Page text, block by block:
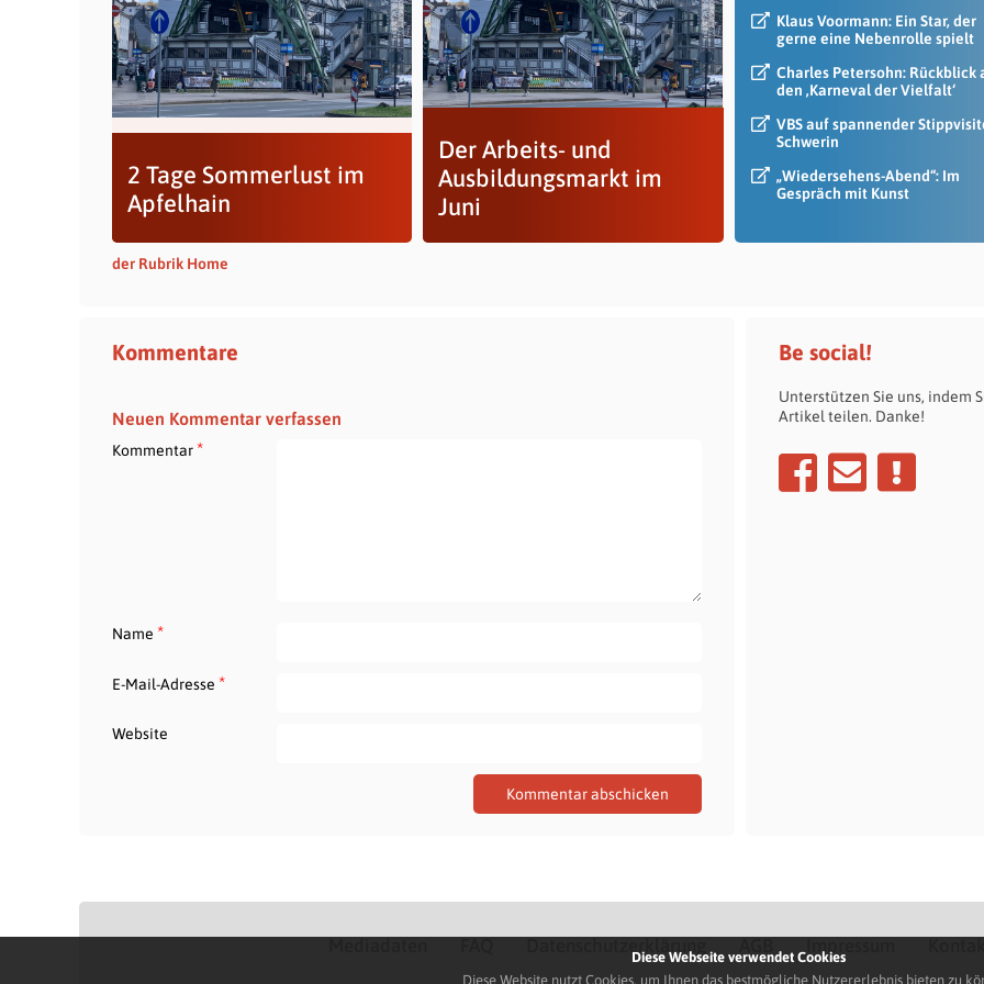
2 Tage Sommerlust im
Apfelhain
Der Arbeits- und
Ausbildungsmarkt im
Juni
Klaus Voormann: Ein Star, der
gerne eine Nebenrolle spielt
Charles Petersohn: Rückblick
den ‚Karneval der Vielfalt‘
VBS auf spannender
Schwerin
„Wiedersehens-Abend“: Im
Gespräch mit Kunst
der Rubrik Home
Kommentare
Neuen Kommentar verfassen
Kommentar*
Name *
E-Mail-Adresse *
Website
Be social!
Unterstützen Sie uns, indem
Artikel teilen. Danke!
Datenschutzerklärung Impressum
Diese Webseite verwendet Cookies
Diese Website nutzt Cookies, um Ihnen das bestmögliche Nutzererlebnis bieten zu